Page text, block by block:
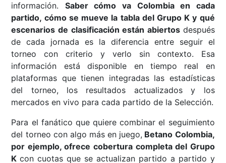
información. Saber cómo va Colombia en cada
partido, cómo se mueve la tabla del Grupo K y qué
escenarios de clasificación están abiertos después
de cada jornada es la diferencia entre seguir el
torneo con criterio y verlo sin contexto. Esa
información está disponible en tiempo real en
plataformas que tienen integradas las estadísticas
del torneo, los resultados actualizados y los
mercados en vivo para cada partido de la Selección.
Para el fanático que quiere combinar el seguimiento
del torneo con algo más en juego, Betano Colombia,
por ejemplo, ofrece cobertura completa del Grupo
Kcon cuotas que se actualizan partido a partido y